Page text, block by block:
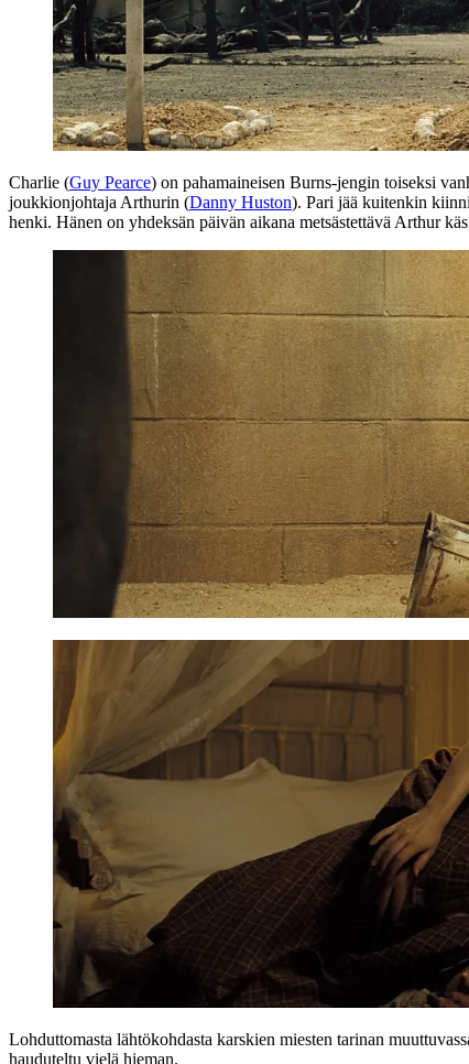
Charlie (Guy Pearce) on pahamaineisen Burns-jengin toiseksi
joukkionjohtaja Arthurin (Danny Huston). Pari jää kuitenkin
henki. Hänen on yhdeksän päivän aikana metsästettävä Arthur
Lohduttomasta lähtökohdasta karskien miesten tarinan
hauduteltu vielä hieman.